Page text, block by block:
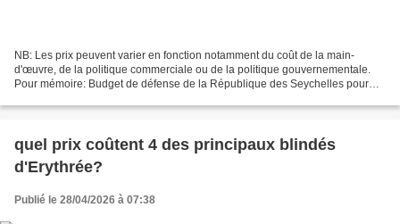
NB: Les prix peuvent varier en fonction notamment du coût de la main-
d'œuvre, de la politique commerciale ou de la politique gouvernementale.
Pour mémoire: Budget de défense de la République des Seychelles pour
quel prix coûtent 4 des principaux blindés
d'Erythrée?
Publié le 28/04/2026 à 07:38